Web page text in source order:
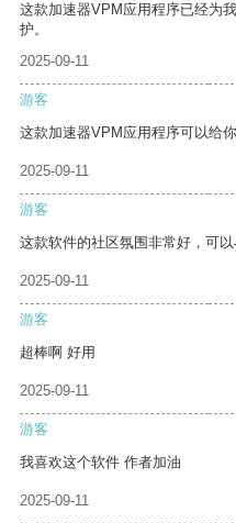
这款加速器VPM应用程序已经为
护。
2025-09-11
游客
这款加速器VPM应用程序可以给
2025-09-11
游客
这款软件的社区氛围非常好，可以
2025-09-11
游客
超棒啊 好用
2025-09-11
游客
我喜欢这个软件 作者加油
2025-09-11